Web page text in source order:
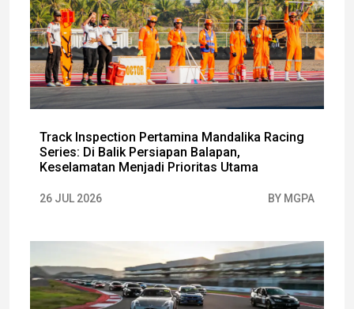
Track Inspection Pertamina Mandalika Racing
Series: Di Balik Persiapan Balapan,
Keselamatan Menjadi Prioritas Utama
26 JUL 2026 BY MGPA